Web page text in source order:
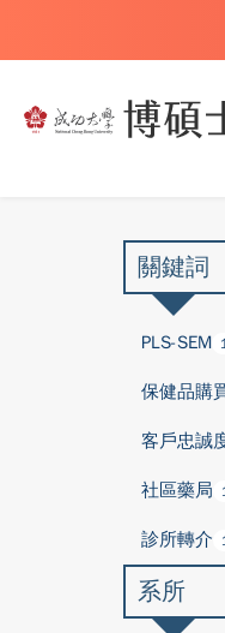
關鍵詞
PLS-SEM
保健品購
客戶忠誠
社區藥局
診所轉介
系所